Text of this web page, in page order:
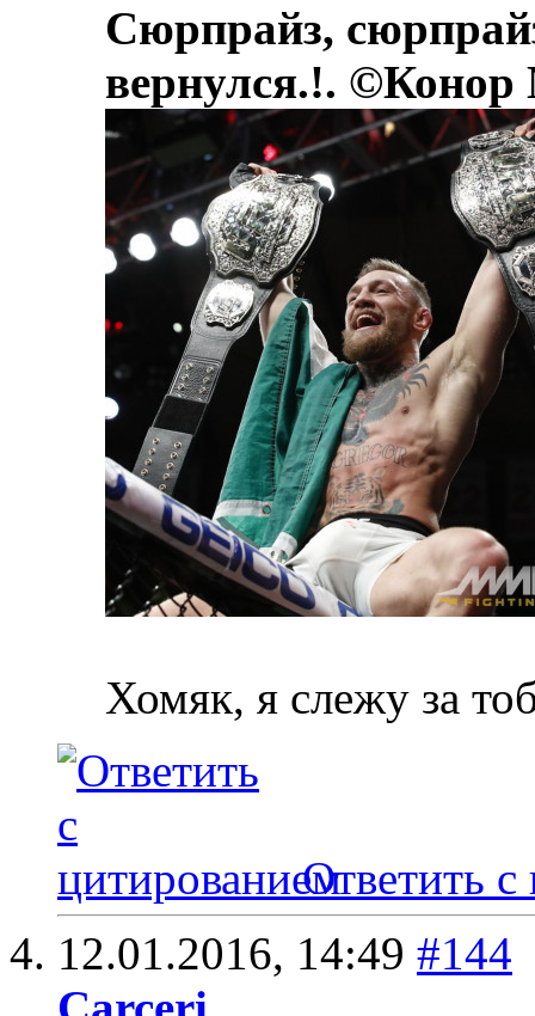
Сюрпрайз,
вернулся.!.
Хомяк, я слежу за
Ответить с
12.01.2016, 14:49 #144